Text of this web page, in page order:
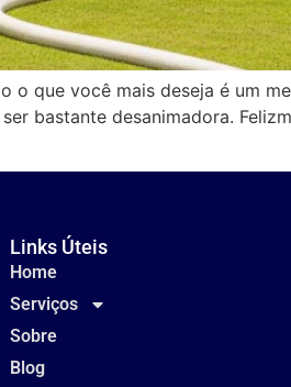
o que você mais deseja é um
bastante desanimadora.
Links Úteis
Home
Serviços
Sobre
Blog